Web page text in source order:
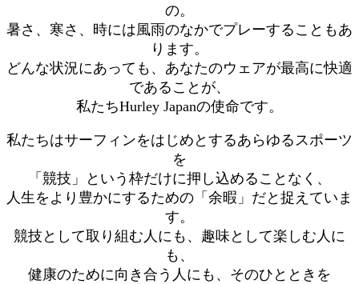
の。
暑さ、寒さ、時には風雨のなかでプレーすることもあ
ります。
どんな状況にあっても、あなたのウェアが最高に快適
であることが、
私たちHurley Japanの使命です。
私たちはサーフィンをはじめとするあらゆるスポーツ
を
「競技」という枠だけに押し込めることなく、
人生をより豊かにするための「余暇」だと捉えていま
す。
競技として取り組む人にも、趣味として楽しむ人に
も、
健康のために向き合う人にも、そのひとときを